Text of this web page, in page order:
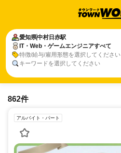
愛知県中村日赤駅
IT・Web・ゲームエンジニアすべて
特徴/給与/雇用形態を選択してください
キーワードを選択してください
862件
アルバイト・パート